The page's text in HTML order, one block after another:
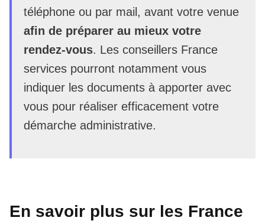
téléphone ou par mail, avant votre venue
afin de préparer au mieux votre
rendez-vous. Les conseillers France
services pourront notamment vous
indiquer les documents à apporter avec
vous pour réaliser efficacement votre
démarche administrative.
En savoir plus sur les France